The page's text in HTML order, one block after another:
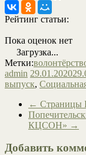
Рейтинг статьи:
Пока оценок нет
Загрузка...
Метки:
admin 29.01.2020
выпуск,
← Страницы
КЦСОН» →
Добавить